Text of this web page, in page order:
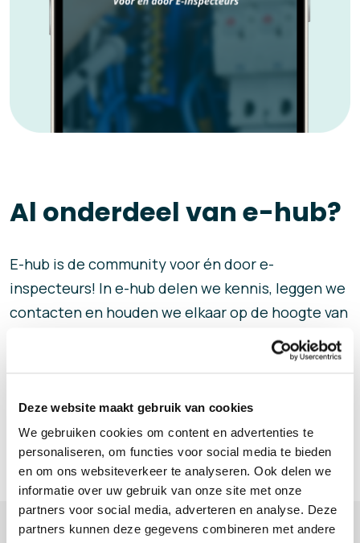
Deze website maakt gebruik van cookies
We gebruiken cookies om content en advertenties te
personaliseren, om functies voor social media te bieden
en om ons websiteverkeer te analyseren. Ook delen we
informatie over uw gebruik van onze site met onze
partners voor social media, adverteren en analyse. Deze
partners kunnen deze gegevens combineren met andere
Al onderdeel van e-hub?
E-hub is de community voor én door e-
inspecteurs! In e-hub delen we kennis, leggen we
contacten en houden we elkaar op de hoogte van
de laatste ontwikkelingen in het mooie e-
Ontdek de e-hub